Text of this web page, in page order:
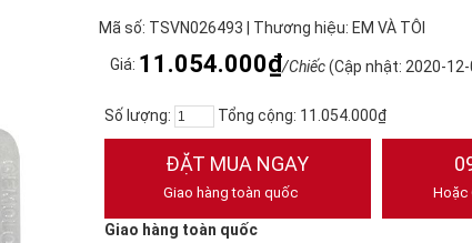
Mã số: TSVN026493 | Thương hiệu: EM VÀ TÔI
Giá: 11.054.000₫/Chiếc(Cập nhật: 2020-
Số lượng: Tổng cộng: 11.054.000₫
ĐẶT MUA NGAY
Giao hàng toàn quốc Hoặc
Giao hàng toàn quốc